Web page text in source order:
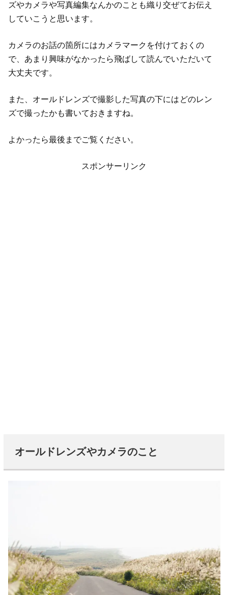
ズやカメラや写真編集なんかのことも織り交ぜてお伝え
していこうと思います。
カメラのお話の箇所にはカメラマークを付けておくの
で、あまり興味がなかったら飛ばして読んでいただいて
大丈夫です。
また、オールドレンズで撮影した写真の下にはどのレン
ズで撮ったかも書いておきますね。
よかったら最後までご覧ください。
スポンサーリンク
オールドレンズやカメラのこと